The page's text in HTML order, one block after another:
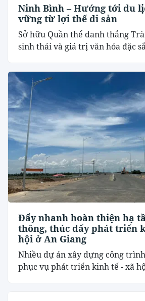
Ninh Bình – Hướng tới du
vững từ lợi thế di sản
Sở hữu Quần thể danh thắng
sinh thái và giá trị văn hóa đặc
Đẩy nhanh hoàn thiện hạ
thông, thúc đẩy phát triển
hội ở An Giang
Nhiều dự án xây dựng công
phục vụ phát triển kinh tế - xã